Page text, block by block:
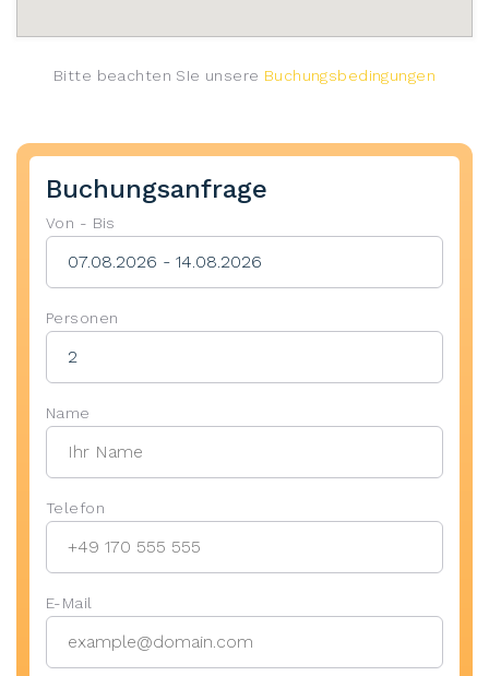
Bitte beachten SIe unsere Buchungsbedingungen
Buchungsanfrage
Von - Bis
Personen
Name
Telefon
E-Mail